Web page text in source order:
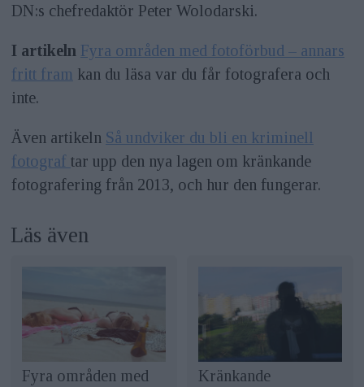
DN:s chefredaktör Peter Wolodarski.
I artikeln Fyra områden med fotoförbud – annars
fritt fram kan du läsa var du får fotografera och
inte.
Även artikeln Så undviker du bli en kriminell
fotograf tar upp den nya lagen om kränkande
fotografering från 2013, och hur den fungerar.
Läs även
Fyra områden med
Kränkande